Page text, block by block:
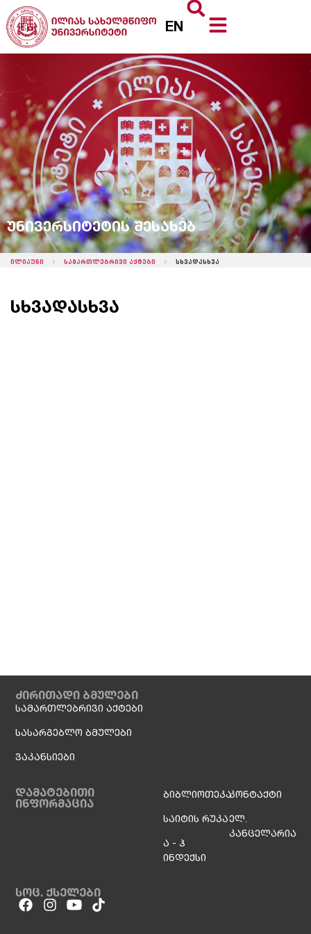
EN
უნივერსიტეტის შესახებ
ილიაუნი სამართლებრივი აქტები სხვადასხვა
სხვადასხვა
ძირითადი ბმულები
სამართლებრივი აქტები
სასარგებლო ბმულები
ვაკანსიები
დამატებითი
ინფორმაცია
ბიბლიოთეკა
საიტის რუკა
ა - ჰ
ინდექსი
კონტაქტი
ელ.
კანცელარია
სოც. ქსელები